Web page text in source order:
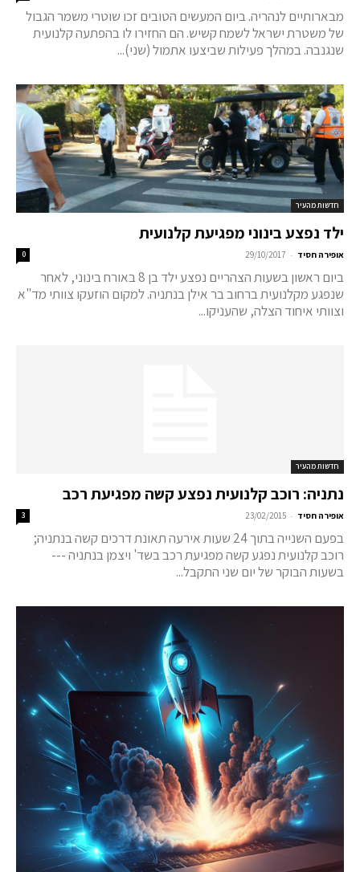
מבארותיים לנהריה. ביום המעשים הטובים זכו שוטרי משמר הגבול
של משטרת ישראל לשמח קשיש. הם החזירו לו בהפתעה קלנועית
שנגנבה. במהלך פעילות שביצעו אתמול (שני)...
חדשות מהעיר
ילד נפצע בינוני מפגיעת קלנועית
אופירה חסיד -
29/10/2017
0
ביום ראשון בשעות הצהריים נפצע ילד בן 8 באורח בינוני, לאחר
שנפגע מקלנועית ברחוב בר אילן בנתניה. למקום הוזעקו צוותי מד"א
וצוותי איחוד הצלה, שהעניקו...
חדשות מהעיר
נתניה: רוכב קלנועית נפצע קשה מפגיעת רכב
אופירה חסיד -
23/02/2015
3
בפעם השנייה בתוך 24 שעות אירעה תאונת דרכים קשה בנתניה;
רוכב קלנועית נפגע קשה מפגיעת רכב בשד' ויצמן בנתניה ---
בשעות הבוקר של יום שני התקבל...